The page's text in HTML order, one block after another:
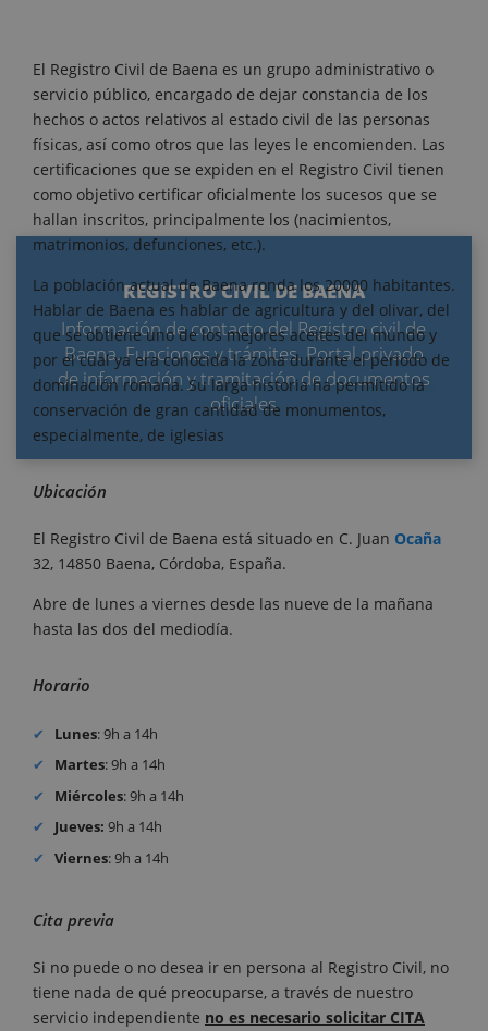
REGISTRO CIVIL DE BAENA
Información de contacto del Registro civil de
Baena. Funciones y trámites. Portal privado
de información y tramitación de documentos
oficiales
El Registro Civil de Baena es un grupo administrativo o
servicio público, encargado de dejar constancia de los
hechos o actos relativos al estado civil de las personas
físicas, así como otros que las leyes le encomienden. Las
certificaciones que se expiden en el Registro Civil tienen
como objetivo certificar oficialmente los sucesos que se
hallan inscritos, principalmente los (nacimientos,
matrimonios, defunciones, etc.).
La población actual de Baena ronda los 20000 habitantes.
Hablar de Baena es hablar de agricultura y del olivar, del
que se obtiene uno de los mejores aceites del mundo y
por el cual ya era conocida la zona durante el periodo de
dominación romana. Su larga historia ha permitido la
conservación de gran cantidad de monumentos,
especialmente, de iglesias
Ubicación
El Registro Civil de Baena está situado en C. Juan Ocaña
32, 14850 Baena, Córdoba, España.
Abre de lunes a viernes desde las nueve de la mañana
hasta las dos del mediodía.
Horario
Lunes: 9h a 14h
Martes: 9h a 14h
Miércoles: 9h a 14h
Jueves: 9h a 14h
Viernes: 9h a 14h
Cita previa
Si no puede o no desea ir en persona al Registro Civil, no
tiene nada de qué preocuparse, a través de nuestro
servicio independiente no es necesario solicitar CITA